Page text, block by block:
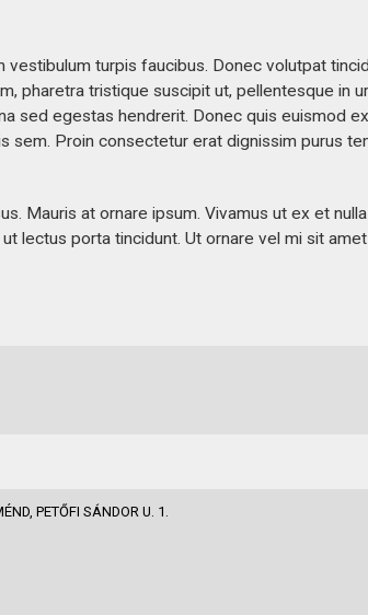
turpis faucibus. Donec volutpat
pharetra tristique suscipit ut, pellentesque in
sed egestas hendrerit. Donec quis euismod
sem. Proin consectetur erat dignissim purus
Mauris at ornare ipsum. Vivamus ut ex et
lectus porta tincidunt. Ut ornare vel mi sit
PETŐFI SÁNDOR U. 1.